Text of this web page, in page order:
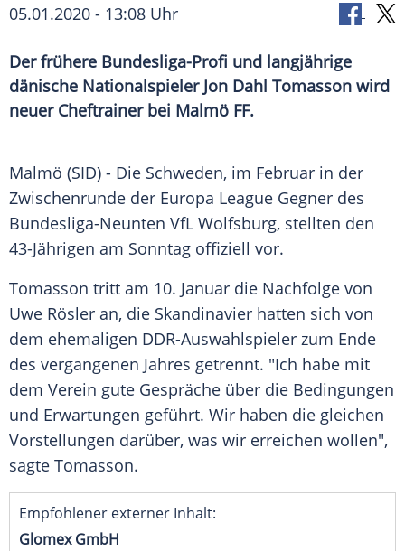
05.01.2020 - 13:08 Uhr
Der frühere Bundesliga-Profi und langjährige
dänische Nationalspieler Jon Dahl Tomasson wird
neuer Cheftrainer bei Malmö FF.
Malmö (SID) - Die Schweden, im Februar in der
Zwischenrunde der Europa League Gegner des
Bundesliga-Neunten VfL Wolfsburg, stellten den
43-Jährigen am Sonntag offiziell vor.
Tomasson tritt am 10. Januar die Nachfolge von
Uwe Rösler an, die Skandinavier hatten sich von
dem ehemaligen DDR-Auswahlspieler zum Ende
des vergangenen Jahres getrennt. "Ich habe mit
dem Verein gute Gespräche über die Bedingungen
und Erwartungen geführt. Wir haben die gleichen
Vorstellungen darüber, was wir erreichen wollen",
sagte Tomasson.
Empfohlener externer Inhalt:
Glomex GmbH